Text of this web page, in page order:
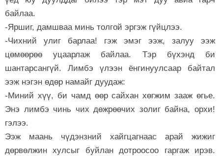
байлаа.
-Яршиг, дамшваа минь толгой эргэж гүйцлээ.
-Чихний улиг барлаа! гэж эмэг ээж, залуу ээж
цөмөөрөө уцаарлаж байлаа. Тэр бүхэнд би
шантарсангүй. Лимбэ үлээн ёнгинуулсаар байтал
ээж нэгэн өдөр намайг дуудаж:
-Миний хүү, би чамд өөр сайхан хөгжим зааж өгье.
Энэ лимбэ чинь чих дөжрөөчих золиг байна, орхи!
гэлээ.
Ээж маань чүдэнзний хайгцагнаас арай жижиг
дөрвөлжин хулсыг буйлан дотроосоо гаргаж ирэв.